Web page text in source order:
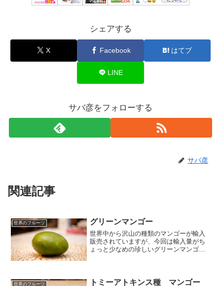
シェアする
X Facebook はてブ
LINE
サバ彦をフォローする
サバ彦
関連記事
世界のフルーツ グリーンマンゴー
世界中から沢山の種類のマンゴーが輸入
販売されていますが、今回は輸入量がち
ょっと少なめの珍しいグリーンマンゴー
世界のフルーツ トミーアトキンス種 マンゴー